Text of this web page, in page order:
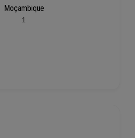
Moçambique
1